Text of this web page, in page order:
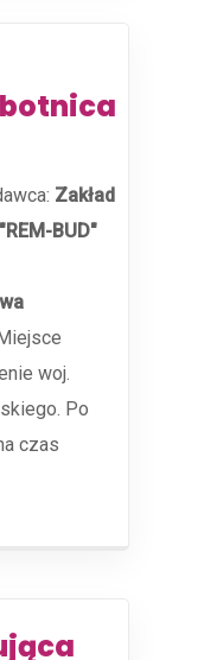
Zakład
BUD"
woj.
Po
czas